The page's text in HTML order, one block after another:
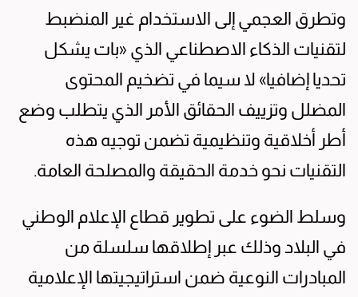
وتطرق العجمي إلى الاستخدام غير المنضبط
لتقنيات الذكاء الاصطناعي الذي «بات يشكل
تحديا إضافيا» لا سيما في تضخيم المحتوى
المضلل وتزييف الحقائق الأمر الذي يتطلب وضع
أطر أخلاقية وتنظيمية تضمن توجيه هذه
التقنيات نحو خدمة الحقيقة والمصلحة العامة.
وسلط الضوء على تطوير قطاع الإعلام الوطني
في البلاد وذلك عبر إطلاقها سلسلة من
المبادرات النوعية ضمن استراتيجيتها الإعلامية